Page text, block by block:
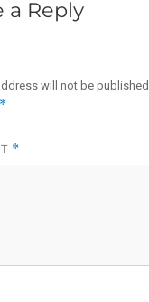
a Reply
will not be published.
*
*